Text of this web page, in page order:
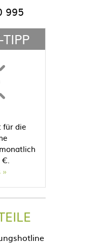
995
für die
€.